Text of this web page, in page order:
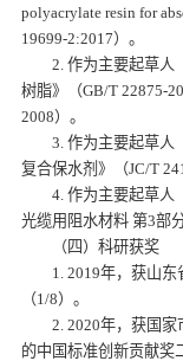
polyacrylate resin for
19699-2:2017）。
2. 作为主要起草人
树脂》（GB/T 22875-
2008）。
3. 作为主要起草人
复合保水剂》（JC/T
4. 作为主要起草人
光缆用阻水材料 第3部
（四）科研获奖
1. 2019年，获山
（1/8）。
2. 2020年，获国
的中国标准创新贡献奖